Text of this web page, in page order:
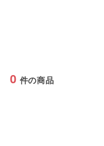
0 件の商品